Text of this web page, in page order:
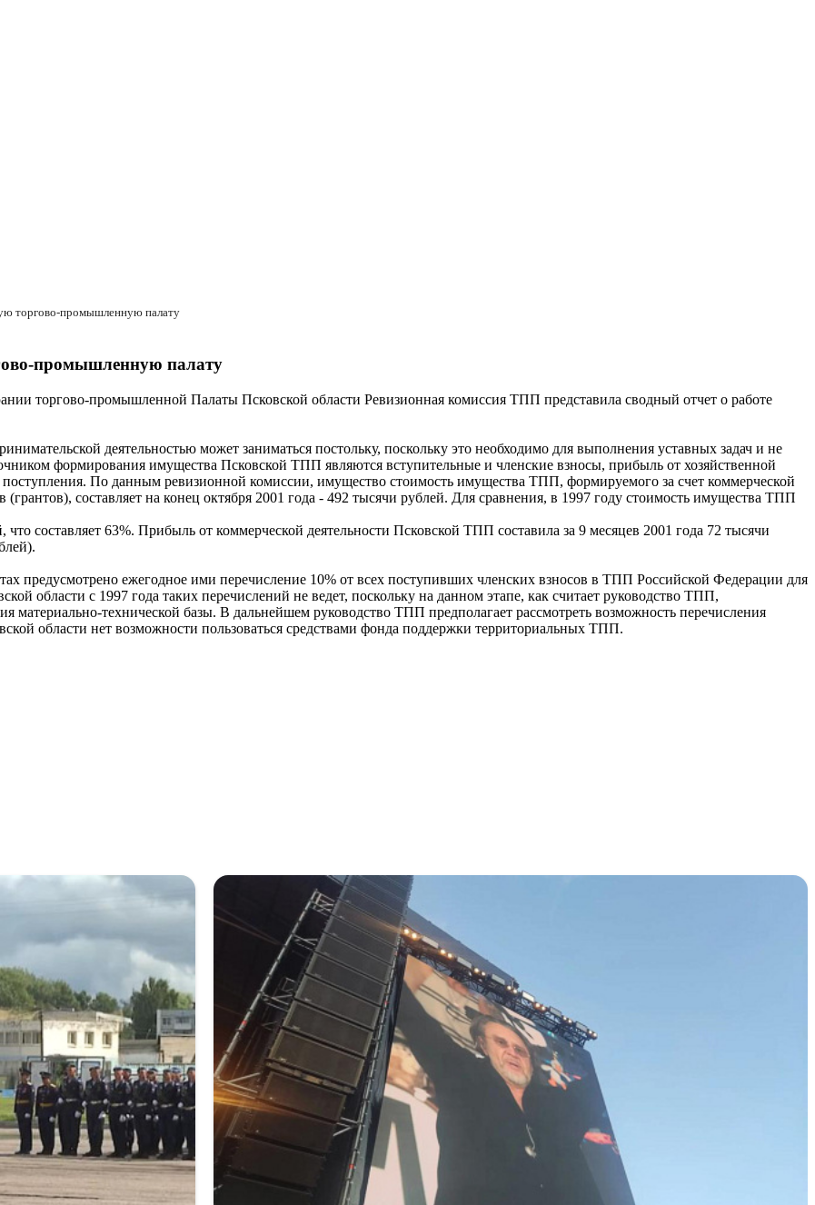
торгово-промышленную палату
промышленную палату
торгово-промышленной Палаты Псковской области Ревизионная комиссия ТПП представила сводный отчет о работе
деятельностью может заниматься постольку, поскольку это необходимо для выполнения уставных задач и не
формирования имущества Псковской ТПП являются вступительные и членские взносы, прибыль от хозяйственной
По данным ревизионной комиссии, имущество стоимость имущества ТПП, формируемого за счет коммерческой
(грантов), составляет на конец октября 2001 года - 492 тысячи рублей. Для сравнения, в 1997 году стоимость имущества ТПП
составляет 63%. Прибыль от коммерческой деятельности Псковской ТПП составила за 9 месяцев 2001 года 72 тысячи
предусмотрено ежегодное ими перечисление 10% от всех поступивших членских взносов в ТПП Российской Федерации для
области с 1997 года таких перечислений не ведет, поскольку на данном этапе, как считает руководство ТПП,
материально-технической базы. В дальнейшем руководство ТПП предполагает рассмотреть возможность перечисления
области нет возможности пользоваться средствами фонда поддержки территориальных ТПП.